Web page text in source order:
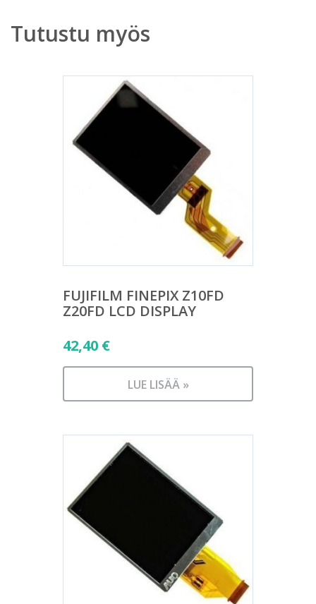
Tutustu myös
FUJIFILM FINEPIX Z10FD
Z20FD LCD DISPLAY
42,40 €
LUE LISÄÄ »